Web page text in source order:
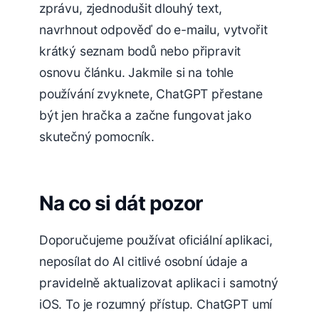
zprávu, zjednodušit dlouhý text,
navrhnout odpověď do e-mailu, vytvořit
krátký seznam bodů nebo připravit
osnovu článku. Jakmile si na tohle
používání zvyknete, ChatGPT přestane
být jen hračka a začne fungovat jako
skutečný pomocník.
Na co si dát pozor
Doporučujeme používat oficiální aplikaci,
neposílat do AI citlivé osobní údaje a
pravidelně aktualizovat aplikaci i samotný
iOS. To je rozumný přístup. ChatGPT umí